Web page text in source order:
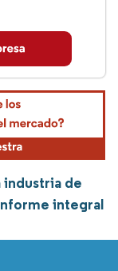
industria de
integral